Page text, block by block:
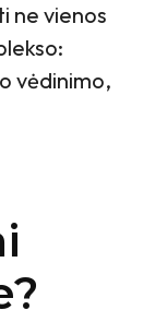
ne vienos
vėdinimo,